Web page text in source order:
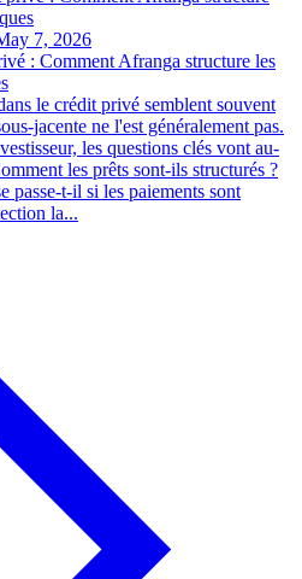
7, 2026
: Comment Afranga structure les
le crédit privé semblent souvent
jacente ne l'est généralement pas.
les questions clés vont au-
les prêts sont-ils structurés ?
passe-t-il si les paiements sont
la...